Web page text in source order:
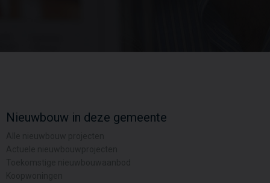
Nieuwbouw in deze gemeente